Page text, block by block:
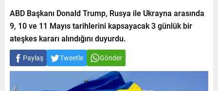
ABD Başkanı Donald Trump, Rusya ile Ukrayna arasında
9, 10 ve 11 Mayıs tarihlerini kapsayacak 3 günlük bir
ateşkes kararı alındığını duyurdu.
Paylaş Tweetle Gönder